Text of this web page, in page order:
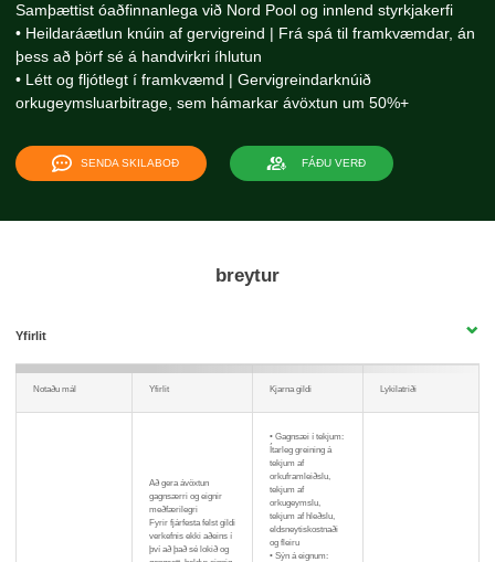
Samþættist óaðfinnanlega við Nord Pool og innlend styrkjakerfi
• Heildaráætlun knúin af gervigreind | Frá spá til framkvæmdar, án
þess að þörf sé á handvirkri íhlutun
• Létt og fljótlegt í framkvæmd | Gervigreindarknúið
orkugeymsluarbitrage, sem hámarkar ávöxtun um 50%+
SENDA SKILABOÐ FÁÐU VERÐ
breytur
Yfirlit
Notaðu mál Yfirlit Kjarna gildi Lykilatriði
Að gera ávöxtun
gagnsærri og eignir
meðfærilegri
Fyrir fjárfesta felst gildi
verkefnis ekki aðeins í
því að það sé lokið og
• Gagnsæi í tekjum:
Ítarleg greining á
tekjum af
orkuframleiðslu,
tekjum af
orkugeymslu,
tekjum af hleðslu,
eldsneytiskostnaði
og fleiru
• Sýn á eignum: